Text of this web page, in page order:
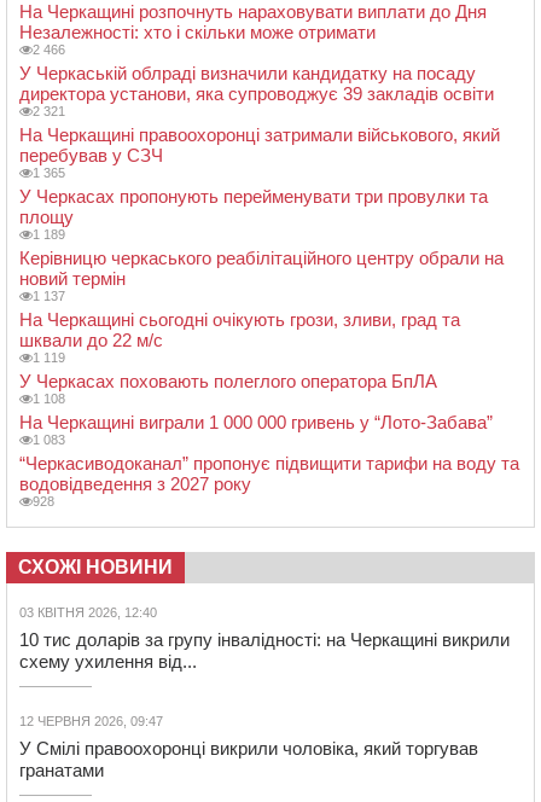
На Черкащині розпочнуть нараховувати виплати до Дня
Незалежності: хто і скільки може отримати
2 466
У Черкаській облраді визначили кандидатку на посаду
директора установи, яка супроводжує 39 закладів освіти
2 321
На Черкащині правоохоронці затримали військового, який
перебував у СЗЧ
1 365
У Черкасах пропонують перейменувати три провулки та
площу
1 189
Керівницю черкаського реабілітаційного центру обрали на
новий термін
1 137
На Черкащині сьогодні очікують грози, зливи, град та
шквали до 22 м/с
1 119
У Черкасах поховають полеглого оператора БпЛА
1 108
На Черкащині виграли 1 000 000 гривень у “Лото-Забава”
1 083
“Черкасиводоканал” пропонує підвищити тарифи на воду та
водовідведення з 2027 року
928
СХОЖІ НОВИНИ
03 КВІТНЯ 2026, 12:40
10 тис доларів за групу інвалідності: на Черкащині викрили
схему ухилення від...
12 ЧЕРВНЯ 2026, 09:47
У Смілі правоохоронці викрили чоловіка, який торгував
гранатами